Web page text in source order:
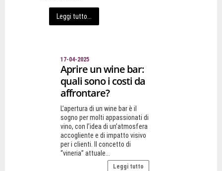
Leggi tutto...
17-04-2025
Aprire un wine bar:
quali sono i costi da
affrontare?
L’apertura di un wine bar è il
sogno per molti appassionati di
vino, con l’idea di un’atmosfera
accogliente e di impatto visivo
per i clienti. Il concetto di
“vineria” attuale...
Leggi tutto